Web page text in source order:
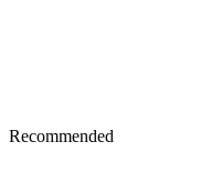
Recommended